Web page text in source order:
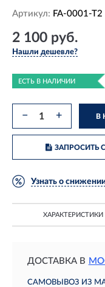
Артикул: FA-0001-T2
2 100 руб.
Нашли дешевле?
ЕСТЬ В НАЛИЧИИ
− + В
ЗАПРОСИТЬ
Узнать о
ХАРАКТЕРИСТИКИ
ДОСТАВКА В
САМОВЫВОЗ ИЗ